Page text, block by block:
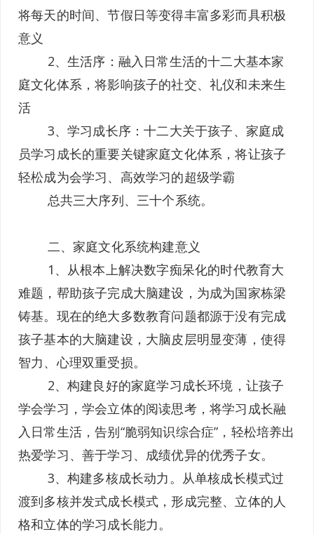
将每天的时间、节假日等变得丰富多彩而具积极
意义
2、生活序：融入日常生活的十二大基本家
庭文化体系，将影响孩子的社交、礼仪和未来生
活
3、学习成长序：十二大关于孩子、家庭成
员学习成长的重要关键家庭文化体系，将让孩子
轻松成为会学习、高效学习的超级学霸
总共三大序列、三十个系统。
二、家庭文化系统构建意义
1、从根本上解决数字痴呆化的时代教育大
难题，帮助孩子完成大脑建设，为成为国家栋梁
铸基。现在的绝大多数教育问题都源于没有完成
孩子基本的大脑建设，大脑皮层明显变薄，使得
智力、心理双重受损。
2、构建良好的家庭学习成长环境，让孩子
学会学习，学会立体的阅读思考，将学习成长融
入日常生活，告别“脆弱知识综合症”，轻松培养出
热爱学习、善于学习、成绩优异的优秀子女。
3、构建多核成长动力。从单核成长模式过
渡到多核并发式成长模式，形成完整、立体的人
格和立体的学习成长能力。